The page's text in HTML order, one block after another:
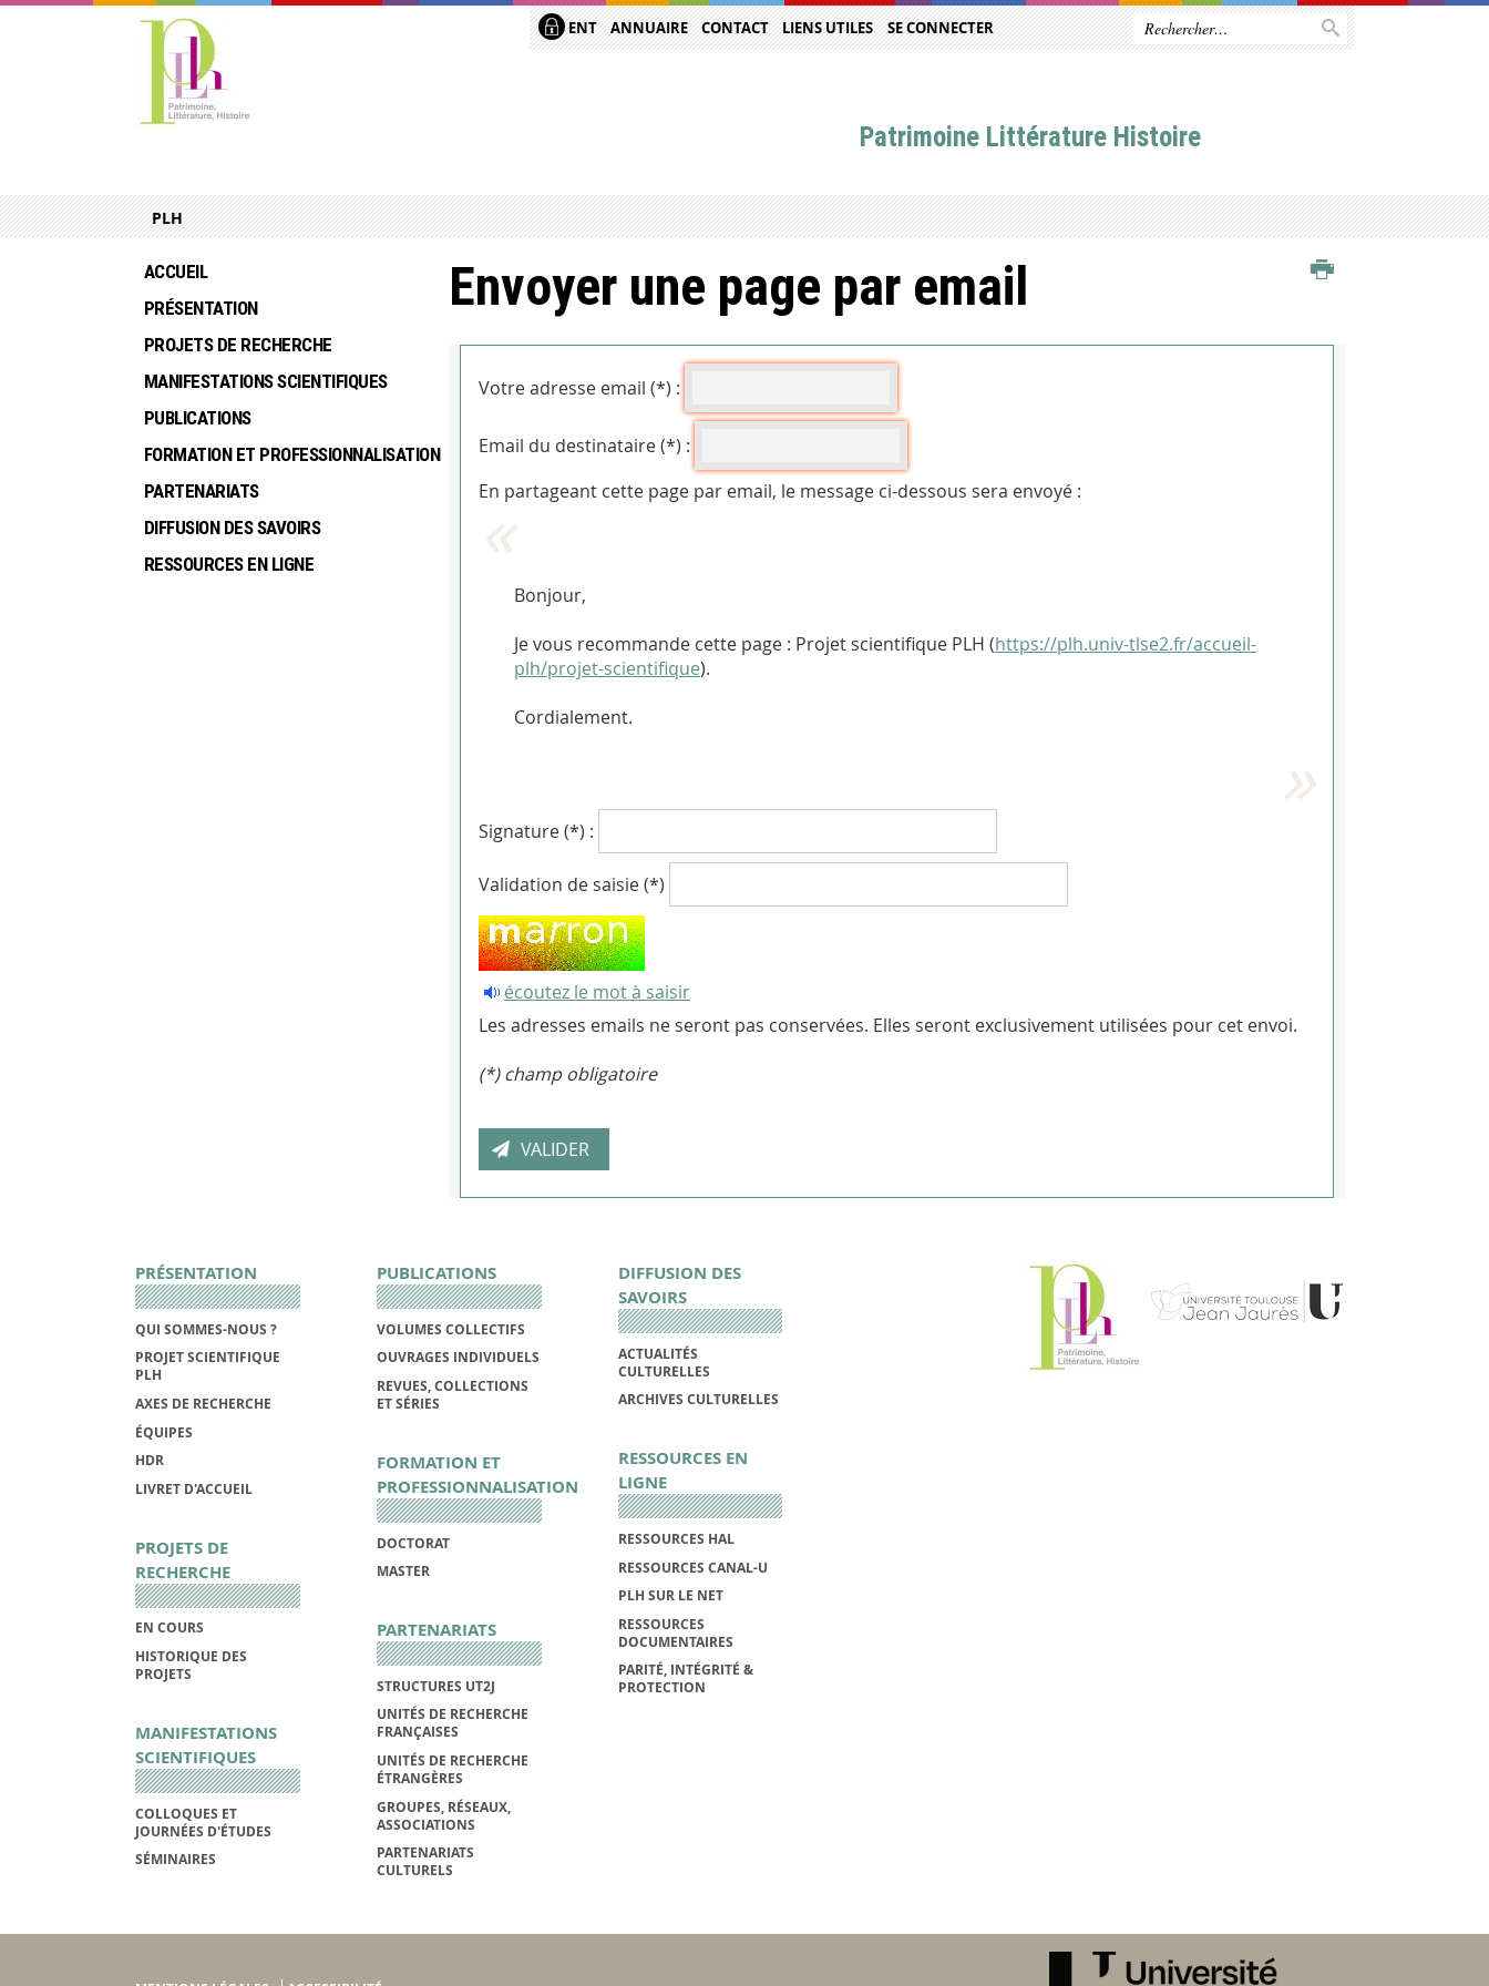
ENT ANNUAIRE CONTACT LIENS UTILES SE CONNECTER
Patrimoine Littérature Histoire
PLH
Envoyer une page par email
Votre adresse email (*) :
Email du destinataire (*) :
En partageant cette page par email, le message ci-dessous sera envoyé :
Bonjour,
Je vous recommande cette page : Projet scientifique PLH (https://plh.univ-tlse2.fr/accueil-
plh/projet-scientifique).
Cordialement.
Signature (*) :
Validation de saisie (*)
écoutez le mot à saisir
Les adresses emails ne seront pas conservées. Elles seront exclusivement utilisées pour cet envoi.
(*) champ obligatoire
ACCUEIL
PRÉSENTATION
PROJETS DE RECHERCHE
MANIFESTATIONS SCIENTIFIQUES
PUBLICATIONS
FORMATION ET PROFESSIONNALISATION
PARTENARIATS
DIFFUSION DES SAVOIRS
RESSOURCES EN LIGNE
PRÉSENTATION
QUI SOMMES-NOUS ?
PROJET SCIENTIFIQUE
PLH
AXES DE RECHERCHE
ÉQUIPES
HDR
LIVRET D'ACCUEIL
PROJETS DE
RECHERCHE
EN COURS
HISTORIQUE DES
PROJETS
MANIFESTATIONS
SCIENTIFIQUES
COLLOQUES ET
JOURNÉES D'ÉTUDES
SÉMINAIRES
PUBLICATIONS
VOLUMES COLLECTIFS
OUVRAGES INDIVIDUELS
REVUES, COLLECTIONS
ET SÉRIES
FORMATION ET
PROFESSIONNALISATION
DOCTORAT
MASTER
PARTENARIATS
STRUCTURES UT2J
UNITÉS DE RECHERCHE
FRANÇAISES
UNITÉS DE RECHERCHE
ÉTRANGÈRES
GROUPES, RÉSEAUX,
ASSOCIATIONS
PARTENARIATS
CULTURELS
DIFFUSION DES
SAVOIRS
ACTUALITÉS
CULTURELLES
ARCHIVES CULTURELLES
RESSOURCES EN
LIGNE
RESSOURCES HAL
RESSOURCES CANAL-U
PLH SUR LE NET
RESSOURCES
DOCUMENTAIRES
PARITÉ, INTÉGRITÉ &
PROTECTION